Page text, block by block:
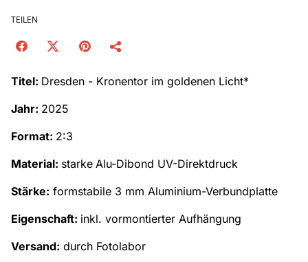
TEILEN
Titel: Dresden - Kronentor im goldenen Licht*
Jahr: 2025
Format: 2:3
Material: starke Alu-Dibond UV-Direktdruck
Stärke: formstabile 3 mm Aluminium-Verbundplatte
Eigenschaft: inkl. vormontierter Aufhängung
Versand: durch Fotolabor